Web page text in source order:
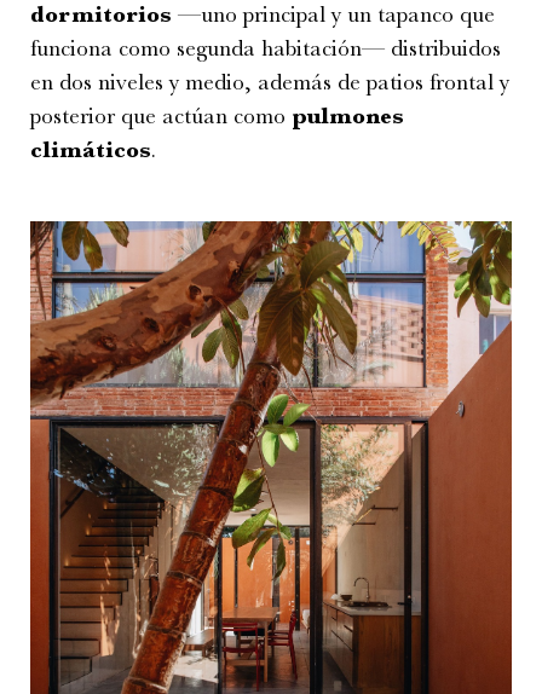
dormitorios —uno principal y un tapanco que
funciona como segunda habitación— distribuidos
en dos niveles y medio, además de patios frontal y
posterior que actúan como pulmones
climáticos.